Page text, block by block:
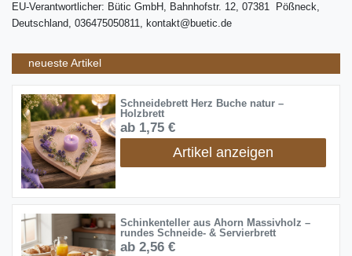
EU-Verantwortlicher: Bütic GmbH, Bahnhofstr. 12, 07381 Pößneck,
Deutschland, 036475050811, kontakt@buetic.de
neueste Artikel
Schneidebrett Herz Buche natur –
Holzbrett
ab 1,75 €
Artikel anzeigen
Schinkenteller aus Ahorn Massivholz –
rundes Schneide- & Servierbrett
ab 2,56 €